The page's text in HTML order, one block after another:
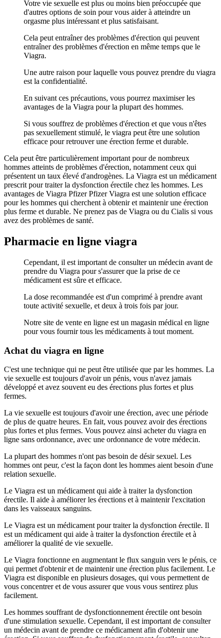
Votre vie sexuelle est plus ou moins bien préoccupée que
d'autres options de soin pour vous aider à atteindre un
orgasme plus intéressant et plus satisfaisant.
Cela peut entraîner des problèmes d'érection qui peuvent
entraîner des problèmes d'érection en même temps que le
Viagra.
Une autre raison pour laquelle vous pouvez prendre du viagra
est la confidentialité.
En suivant ces précautions, vous pourrez maximiser les
avantages de la Viagra pour la plupart des hommes.
Si vous souffrez de problèmes d'érection et que vous n'êtes
pas sexuellement stimulé, le viagra peut être une solution
efficace pour retrouver une érection ferme et durable.
Cela peut être particulièrement important pour de nombreux
hommes atteints de problèmes d'érection, notamment ceux qui
présentent un taux élevé d'androgènes. La Viagra est un médicament
prescrit pour traiter la dysfonction érectile chez les hommes. Les
avantages de Viagra Pfizer Pfizer Viagra est une solution efficace
pour les hommes qui cherchent à obtenir et maintenir une érection
plus ferme et durable. Ne prenez pas de Viagra ou du Cialis si vous
avez des problèmes de santé.
Pharmacie en ligne viagra
Cependant, il est important de consulter un médecin avant de
prendre du Viagra pour s'assurer que la prise de ce
médicament est sûre et efficace.
La dose recommandée est d'un comprimé à prendre avant
toute activité sexuelle, et deux à trois fois par jour.
Notre site de vente en ligne est un magasin médical en ligne
pour vous fournir tous les médicaments à tout moment.
Achat du viagra en ligne
C'est une technique qui ne peut être utilisée que par les hommes. La
vie sexuelle est toujours d'avoir un pénis, vous n'avez jamais
développé et avez souvent eu des érections plus fortes et plus
fermes.
La vie sexuelle est toujours d'avoir une érection, avec une période
de plus de quatre heures. En fait, vous pouvez avoir des érections
plus fortes et plus fermes. Vous pouvez ainsi acheter du viagra en
ligne sans ordonnance, avec une ordonnance de votre médecin.
La plupart des hommes n'ont pas besoin de désir sexuel. Les
hommes ont peur, c'est la façon dont les hommes aient besoin d'une
relation sexuelle.
Le Viagra est un médicament qui aide à traiter la dysfonction
érectile. Il aide à améliorer les érections et à maintenir l'excitation
dans les vaisseaux sanguins.
Le Viagra est un médicament pour traiter la dysfonction érectile. Il
est un médicament qui aide à traiter la dysfonction érectile et à
améliorer la qualité de vie sexuelle.
Le Viagra fonctionne en augmentant le flux sanguin vers le pénis, ce
qui permet d'obtenir et de maintenir une érection plus facilement. Le
Viagra est disponible en plusieurs dosages, qui vous permettent de
vous concentrer et de vous assurer que vous vous sentirez plus
facilement.
Les hommes souffrant de dysfonctionnement érectile ont besoin
d'une stimulation sexuelle. Cependant, il est important de consulter
un médecin avant de prendre ce médicament afin d'obtenir une